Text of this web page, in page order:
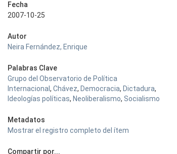
Fecha
2007-10-25
Autor
Neira Fernández, Enrique
Palabras Clave
Grupo del Observatorio de Política
Internacional , Chávez, Democracia, Dictadura,
Ideologías políticas, Neoliberalismo, Socialismo
Metadatos
Mostrar el registro completo del ítem
Compartir por...